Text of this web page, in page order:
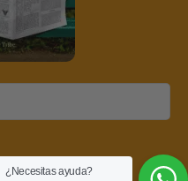
¿Necesitas ayuda?